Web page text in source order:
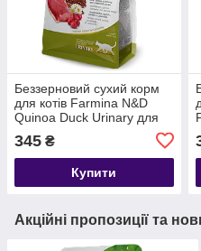
Беззерновий сухий корм
для котів Farmina N&D
Quinoa Duck Urinary для
сечокам'янки, качка та
кіноа, 0.3 кг
345 ₴
Купити
Акційні пропозиції та